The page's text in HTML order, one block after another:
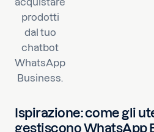
prodotti
dal tuo
chatbot
WhatsApp
Business.
Ispirazione: come gli
gestiscono WhatsApp